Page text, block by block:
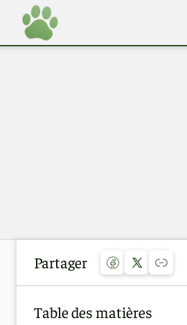
Partager
Table des matières